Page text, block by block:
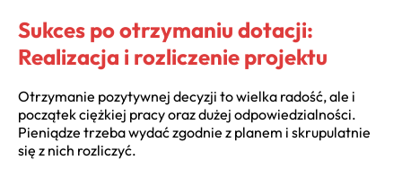
Sukces po otrzymaniu dotacji:
Realizacja i rozliczenie projektu
Otrzymanie pozytywnej decyzji to wielka radość, ale i
początek ciężkiej pracy oraz dużej odpowiedzialności.
Pieniądze trzeba wydać zgodnie z planem i skrupulatnie
się z nich rozliczyć.